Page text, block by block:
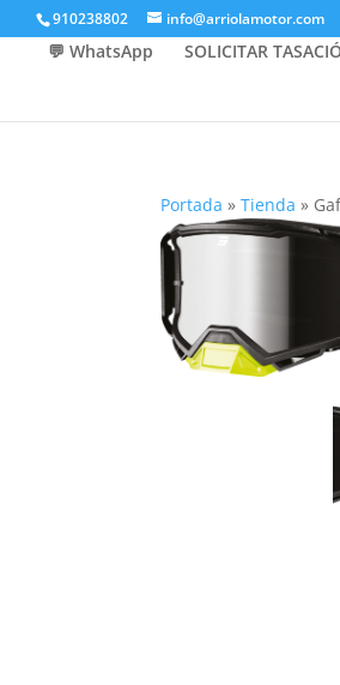
910238802 info@arriolamotor.com
💬 WhatsApp SOLICITAR
Portada »Tienda »